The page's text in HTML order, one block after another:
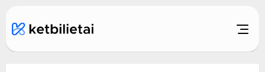
content